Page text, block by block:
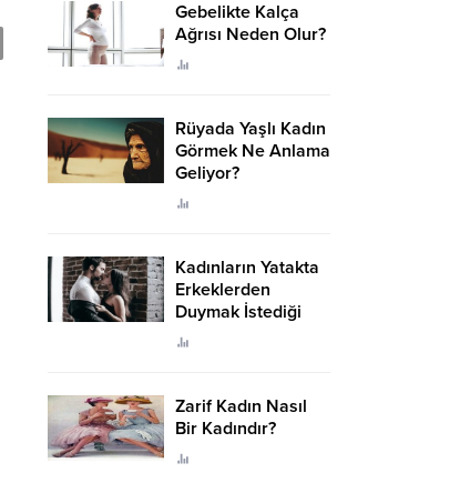
Gebelikte Kalça
Ağrısı Neden Olur?
Rüyada Yaşlı Kadın
Görmek Ne Anlama
Geliyor?
Kadınların Yatakta
Erkeklerden
Duymak İstediği
Sözler
Zarif Kadın Nasıl
Bir Kadındır?